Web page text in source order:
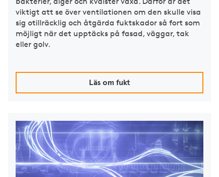
viktigt att se över ventilationen om den skulle visa
sig otillräcklig och åtgärda fuktskador så fort som
möjligt när det upptäcks på fasad, väggar, tak
eller golv.
Läs om fukt